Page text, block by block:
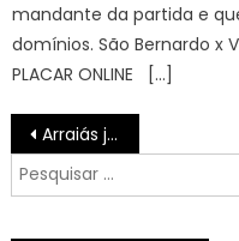
mandante da partida e
domínios. São Bernardo x
PLACAR ONLINE […]
Navegação
de
Post
Arraiás juninos do Governo do Estado em Salvador têm Cavaleiros do Forró, Filomena Bagaceira, Virgílio, entre outras atrações neste sábado (20) | SECOM
Pesquisar
por: